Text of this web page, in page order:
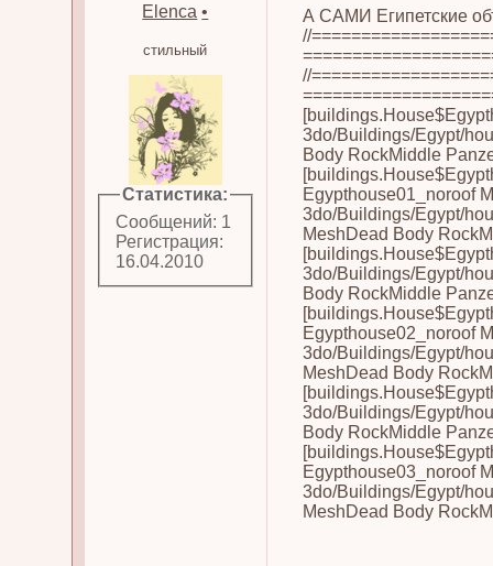
Elenca •
стильный
Статистика:
Сообщений: 1
Регистрация:
16.04.2010
А САМИ Египетские
//
//
3do/Buildings/Egypt/
Body RockMiddle
Egypthouse01_noroof
3do/Buildings/Egypt/
MeshDead Body
3do/Buildings/Egypt/
Body RockMiddle
Egypthouse02_noroof
3do/Buildings/Egypt/
MeshDead Body
3do/Buildings/Egypt/
Body RockMiddle
Egypthouse03_noroof
3do/Buildings/Egypt/
MeshDead Body